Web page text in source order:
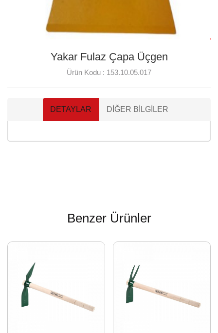
Yakar Fulaz Çapa Üçgen
Ürün Kodu : 153.10.05.017
DETAYLAR DIĞER BILGILER
Benzer Ürünler